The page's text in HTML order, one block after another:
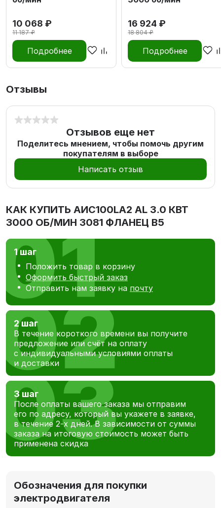
10 068 ₽
11 187 ₽
Подробнее
16 924 ₽
18 804 ₽
Подробнее
Отзывы
Отзывов еще нет
Поделитесь мнением, чтобы помочь другим
покупателям в выборе
Написать отзыв
КАК КУПИТЬ AИC100LA2 AL 3.0 КВТ
3000 ОБ/МИН 3081 ФЛАНЕЦ В5
1 шаг
Положить товар в корзину
Оформить быстрый заказ
Отправить нам заявку на почту
2 шаг
В течение короткого времени вы получите
предложение или счёт на оплату
с индивидуальными условиями оплаты
и доставки
3 шаг
После оплаты вашего заказа мы отправим
его по адресу, который вы укажете в заявке,
в течение 2-х дней. В зависимости от суммы
заказа на итоговую стоимость может быть
применена скидка
Обозначения для покупки
электродвигателя